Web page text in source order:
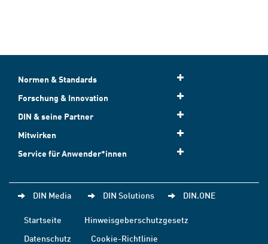
Normen & Standards
Forschung & Innovation
DIN & seine Partner
Mitwirken
Service für Anwender*innen
DIN Media DIN Solutions DIN.ONE
Startseite
Hinweisgeberschutzgesetz
Datenschutz
Cookie-Richtlinie